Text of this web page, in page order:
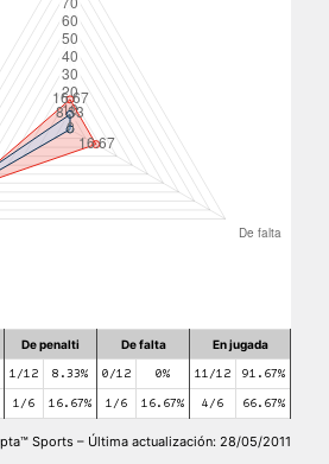
De penalti De falta En jugada
1/12 8.33% 0/12 0% 11/12 91.67%
1/6 16.67% 1/6 16.67% 4/6 66.67%
Sports – Última actualización: 28/05/2011